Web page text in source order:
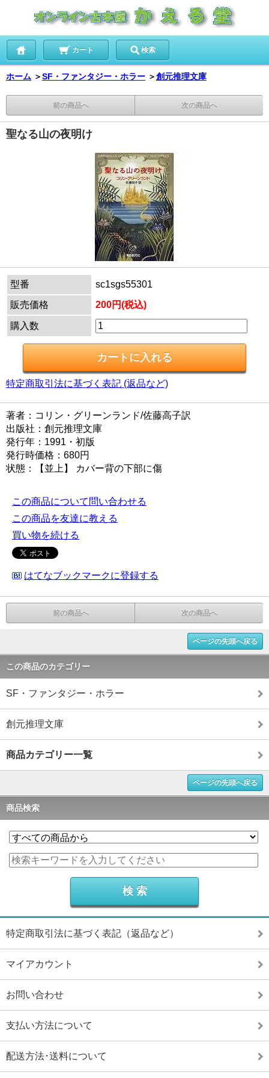
カート 検索
ホーム ＞SF・ファンタジー・ホラー ＞創元推理文庫
前の商品へ 次の商品へ
聖なる山の夜明け
型番
sc1sgs55301
販売価格
200円(税込)
購入数
特定商取引法に基づく表記 (返品など)
著者：コリン・グリーンランド/佐藤高子訳
出版社：創元推理文庫
発行年：1991・初版
発行時価格：680円
状態：【並上】 カバー背の下部に傷
この商品について問い合わせる
この商品を友達に教える
買い物を続ける
はてなブックマークに登録する
前の商品へ 次の商品へ
ページの先頭へ戻る
この商品のカテゴリー
SF・ファンタジー・ホラー
創元推理文庫
商品カテゴリー一覧
ページの先頭へ戻る
商品検索
特定商取引法に基づく表記（返品など）
マイアカウント
お問い合わせ
支払い方法について
配送方法･送料について